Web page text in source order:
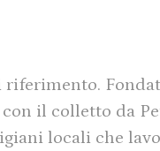
il colletto da
locali che